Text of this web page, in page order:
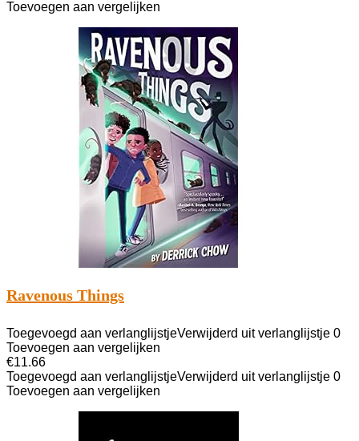
Toevoegen aan vergelijken
Ravenous Things
Toegevoegd aan verlanglijstjeVerwijderd uit verlanglijstje 0
Toevoegen aan vergelijken
€11.66
Toegevoegd aan verlanglijstjeVerwijderd uit verlanglijstje 0
Toevoegen aan vergelijken